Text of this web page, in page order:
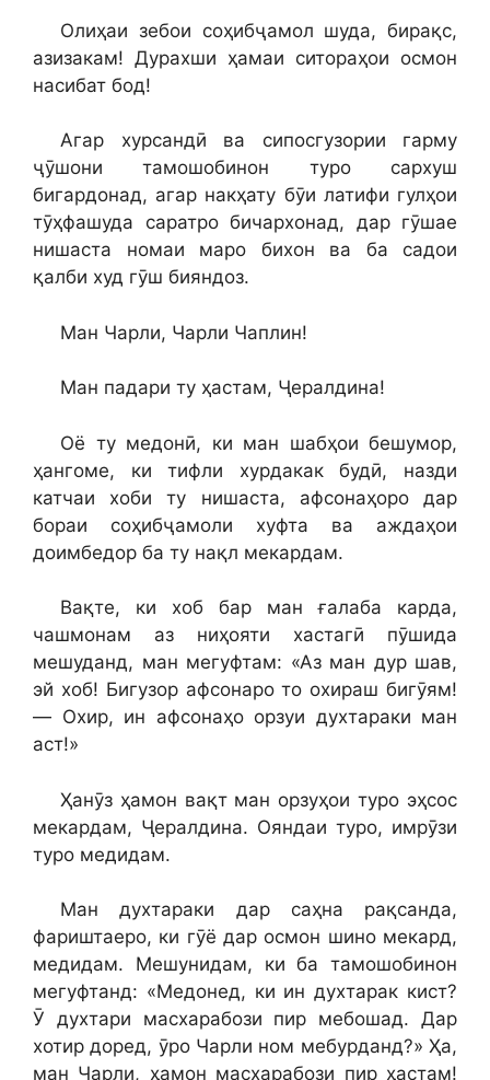
Олиҳаи зебои соҳибҷамол шуда, бирақс,
азизакам! Дурахши ҳамаи ситораҳои осмон
насибат бод!
Агар хурсандӣ ва сипосгузории гарму
ҷӯшони тамошобинон туро сархуш
бигардонад, агар накҳату бӯи латифи гулҳои
тӯҳфашуда саратро бичархонад, дар гӯшае
нишаста номаи маро бихон ва ба садои
қалби худ гӯш бияндоз.
Ман Чарли, Чарли Чаплин!
Ман падари ту ҳастам, Ҷералдина!
Оё ту медонӣ, ки ман шабҳои бешумор,
ҳангоме, ки тифли хурдакак будӣ, назди
катчаи хоби ту нишаста, афсонаҳоро дар
бораи соҳибҷамоли хуфта ва аждаҳои
доимбедор ба ту нақл мекардам.
Вақте, ки хоб бар ман ғалаба карда,
чашмонам аз ниҳояти хастагӣ пӯшида
мешуданд, ман мегуфтам: «Аз ман дур шав,
эй хоб! Бигузор афсонаро то охираш бигӯям!
— Охир, ин афсонаҳо орзуи духтараки ман
аст!»
Ҳанӯз ҳамон вақт ман орзуҳои туро эҳсос
мекардам, Ҷералдина. Ояндаи туро, имрӯзи
туро медидам.
Ман духтараки дар саҳна рақсанда,
фариштаеро, ки гӯё дар осмон шино мекард,
медидам. Мешунидам, ки ба тамошобинон
мегуфтанд: «Медонед, ки ин духтарак кист?
Ӯ духтари масхарабози пир мебошад. Дар
хотир доред, ӯро Чарли ном мебурданд?» Ҳа,
ман Чарли, ҳамон масхарабози пир ҳастам!